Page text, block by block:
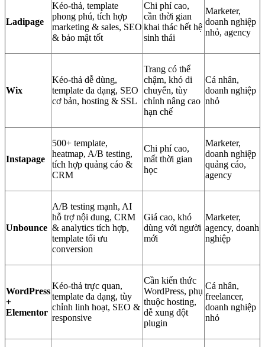
Ladipage
Kéo-thả, template
phong phú, tích hợp
marketing & sales, SEO
& bảo mật tốt
Chi phí cao,
cần thời gian
khai thác hết hệ
sinh thái
Marketer,
doanh nghiệp
nhỏ, agency
Wix
Kéo-thả dễ dùng,
template đa dạng, SEO
cơ bản, hosting & SSL
Trang có thể
chậm, khó di
chuyển, tùy
chỉnh nâng cao
hạn chế
Cá nhân,
doanh nghiệp
nhỏ
Instapage
500+ template,
heatmap, A/B testing,
tích hợp quảng cáo &
CRM
Chi phí cao,
mất thời gian
học
Marketer,
doanh nghiệp
quảng cáo,
agency
Unbounce
A/B testing mạnh, AI
hỗ trợ nội dung, CRM
& analytics tích hợp,
template tối ưu
conversion
Giá cao, khó
dùng với người
mới
Marketer,
agency, doanh
nghiệp
WordPress
+
Elementor
Kéo-thả trực quan,
template đa dạng, tùy
chỉnh linh hoạt, SEO &
responsive
Cần kiến thức
WordPress, phụ
thuộc hosting,
dễ xung đột
plugin
Cá nhân,
freelancer,
doanh nghiệp
nhỏ